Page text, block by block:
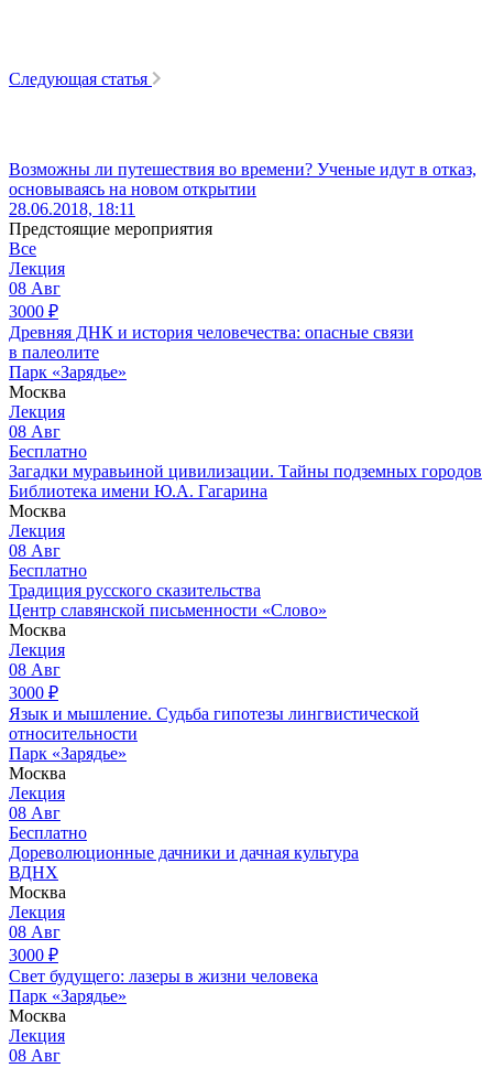
Следующая статья
Возможны ли путешествия во времени? Ученые идут в отказ,
основываясь на новом открытии
28.06.2018, 18:11
Предстоящие мероприятия
Все
Лекция
08 Авг
3000 ₽
Древняя ДНК и история человечества: опасные связи
в палеолите
Парк «Зарядье»
Москва
Лекция
08 Авг
Бесплатно
Загадки муравьиной цивилизации. Тайны подземных городов
Библиотека имени Ю.А. Гагарина
Москва
Лекция
08 Авг
Бесплатно
Традиция русского сказительства
Центр славянской письменности «Слово»
Москва
Лекция
08 Авг
3000 ₽
Язык и мышление. Судьба гипотезы лингвистической
относительности
Парк «Зарядье»
Москва
Лекция
08 Авг
Бесплатно
Дореволюционные дачники и дачная культура
ВДНХ
Москва
Лекция
08 Авг
3000 ₽
Свет будущего: лазеры в жизни человека
Парк «Зарядье»
Москва
Лекция
08 Авг